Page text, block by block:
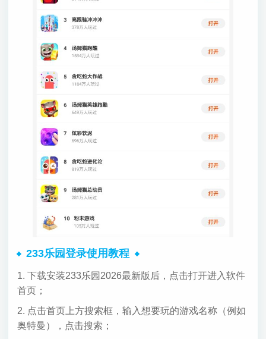
233乐园登录使用教程
1. 下载安装233乐园2026最新版后，点击打开进入软件
首页；
2. 点击首页上方搜索框，输入想要玩的游戏名称（例如
奥特曼），点击搜索；